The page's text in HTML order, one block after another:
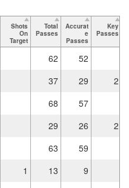
Shots
On
Target
Total
Passes
Accurat
e
Passes
Key
Passes
62
52
37 29
2
68
57
29 26
2
63
59
1 13
9